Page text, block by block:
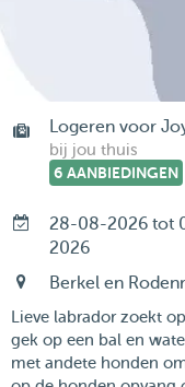
Logeren voor
bij jou thuis
6 AANBIEDINGEN
28-08-2026 tot
2026
Berkel en
Lieve labrador zoekt
gek op een bal en
met andete honden